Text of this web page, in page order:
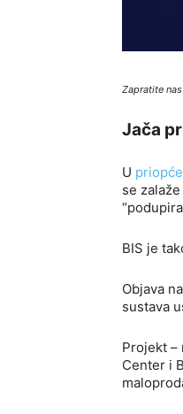
Zapratite
Jača
U
se
BIS je
Objava
sustava
Projekt –
Center i